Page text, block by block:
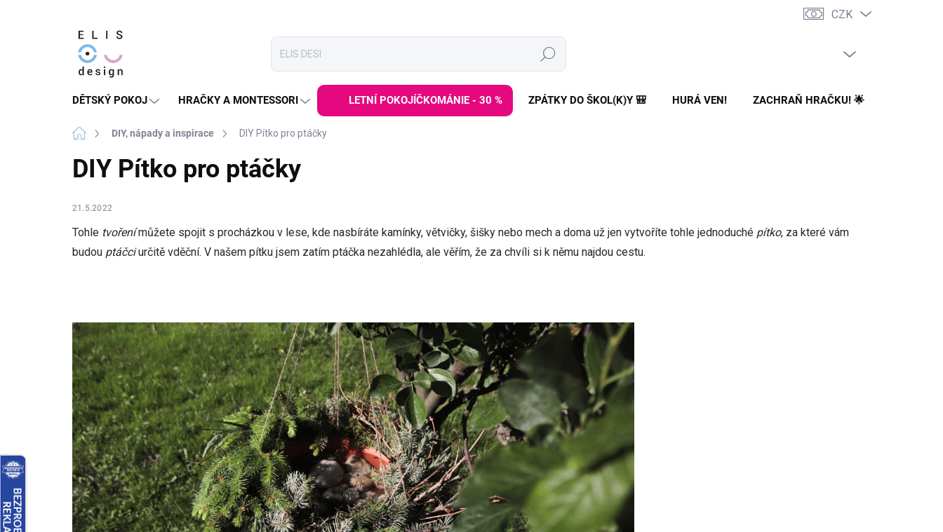
CZK
Hledat
DĚTSKÝ POKOJ HRAČKY A MONTESSORI LETNÍ POKOJÍČKOMÁNIE - 30 % ZPÁTKY DO ŠKOL(K)Y 🎒 HURÁ VEN! ZACHRAŇ HRAČKU! 🌟
Domů DIY, nápady a inspirace DIY Pítko pro ptáčky
DIY Pítko pro ptáčky
21.5.2022
Tohle tvořenímůžete spojit s procházkou v lese, kde nasbíráte kamínky, větvičky, šišky nebo mech a doma už jen vytvoříte tohle jednoduché pítko, za které vám
budou ptáčciurčitě vděční. V našem pítku jsem zatím ptáčka nezahlédla, ale věřím, že za chvíli si k němu najdou cestu.